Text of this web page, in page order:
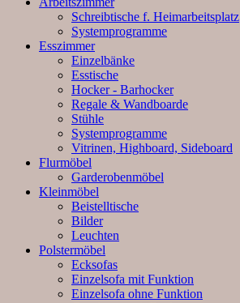
Schreibtische f. Heimarbeitsplatz
Systemprogramme
Esszimmer
Einzelbänke
Esstische
Hocker - Barhocker
Regale & Wandboarde
Stühle
Systemprogramme
Vitrinen, Highboard, Sideboard
Flurmöbel
Garderobenmöbel
Kleinmöbel
Beistelltische
Bilder
Leuchten
Polstermöbel
Ecksofas
Einzelsofa mit Funktion
Einzelsofa ohne Funktion